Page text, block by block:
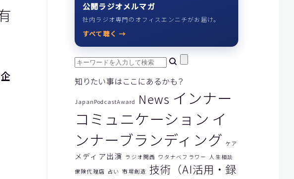
【大阪ガスビジネスクリエ
ミュニケーションの課題を
公開ラジオメルマガ
社内ラジオ専門のオフィスエンニチがお届け。
すべて聴く →
知りたい事はここにあるかも？
JapanPodcastAward News インナー
コミュニケーション イ
ンナーブランディング ケア
メディア出演 ラジオ関西 ワタナベフラワー 人生相談
保険代理店 占い 市場創造 技術（AI活用・録